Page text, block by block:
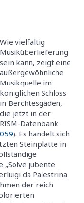
Wie vielfältig
Musiküberlieferung
sein kann, zeigt eine
außergewöhnliche
Musikquelle im
königlichen Schloss
in Berchtesgaden,
die jetzt in der
RISM-Datenbank
). Es handelt sich
Steinplatte in
jubente
da Palestrina
der reich